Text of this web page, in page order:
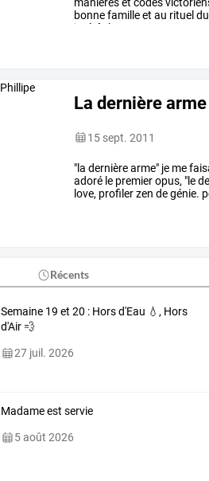
bonnefamilleet au rituel du
intérêt
les
La dernière
15 sept. 2011
"la dernièrearme" je me
adoré le premieropus, "le
love, profilerzen degénie.
Récents
Semaine 19 et 20 : Hors d'Eau 💧, Hors
d'Air 💨
27 juil. 2026
Madame est servie
5 août 2026